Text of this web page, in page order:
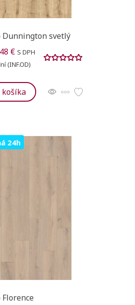
Dunnington svetlý
€ S DPH
(INF.OD)
košíka
24h
Florence